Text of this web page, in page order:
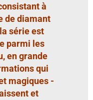
à
de diamant
série est
parmi les
en grande
qui
magiques -
et